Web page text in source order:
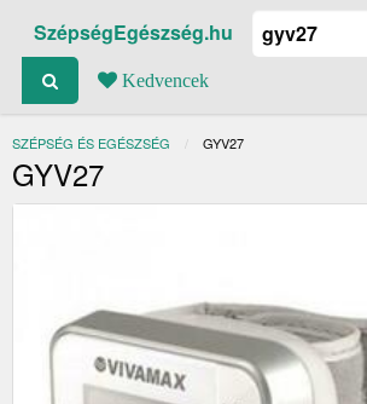
SzépségEgészség.hu
Kedvencek
SZÉPSÉG ÉS EGÉSZSÉG JELENLEGI:
GYV27
GYV27